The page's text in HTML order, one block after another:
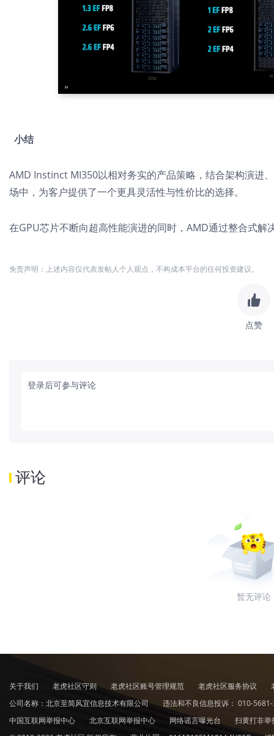
小结
AMD Instinct MI350以相对务实的产品策略，结合架构演进
场中，为客户提供了一个更具灵活性与性价比的选择。
在GPU芯片不断向超高性能演进的同时，AMD通过整合式
免责声明：上述内容仅代表发帖人个人观点，不构成本平台的任何投资建议。
点赞
登录后可参与评论
评论
暂无评论
关于我们 老虎社区守则 老虎社区账号管理规范 老虎社区服务协议
公司名称：北京至简风宜信息技术有限公司
违法和不良信息投诉： 010-
中国互联网举报中心
北京互联网举报中心 网络谣言曝光台
扫黄打非